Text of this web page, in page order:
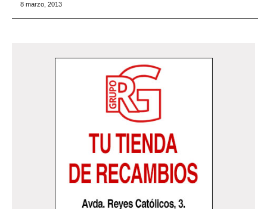
8 marzo, 2013